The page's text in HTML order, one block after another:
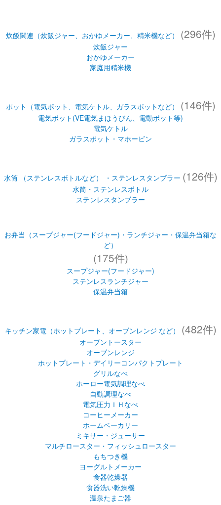
炊飯関連（炊飯ジャー、おかゆメーカー、精米機など） (296件)
炊飯ジャー
おかゆメーカー
家庭用精米機
ポット（電気ポット、電気ケトル、ガラスポットなど） (146件)
電気ポット(VE電気まほうびん、電動ポット等)
電気ケトル
ガラスポット・マホービン
水筒 （ステンレスボトルなど） ・ステンレスタンブラー (126件)
水筒・ステンレスボトル
ステンレスタンブラー
お弁当（スープジャー(フードジャー)・ランチジャー・保温弁当箱な
ど）
(175件)
スープジャー(フードジャー)
ステンレスランチジャー
保温弁当箱
キッチン家電（ホットプレート、オーブンレンジ など） (482件)
オーブントースター
オーブンレンジ
ホットプレート・デイリーコンパクトプレート
グリルなべ
ホーロー電気調理なべ
自動調理なべ
電気圧力ＩＨなべ
コーヒーメーカー
ホームベーカリー
ミキサー・ジューサー
マルチロースター・フィッシュロースター
もちつき機
ヨーグルトメーカー
食器乾燥器
食器洗い乾燥機
温泉たまご器